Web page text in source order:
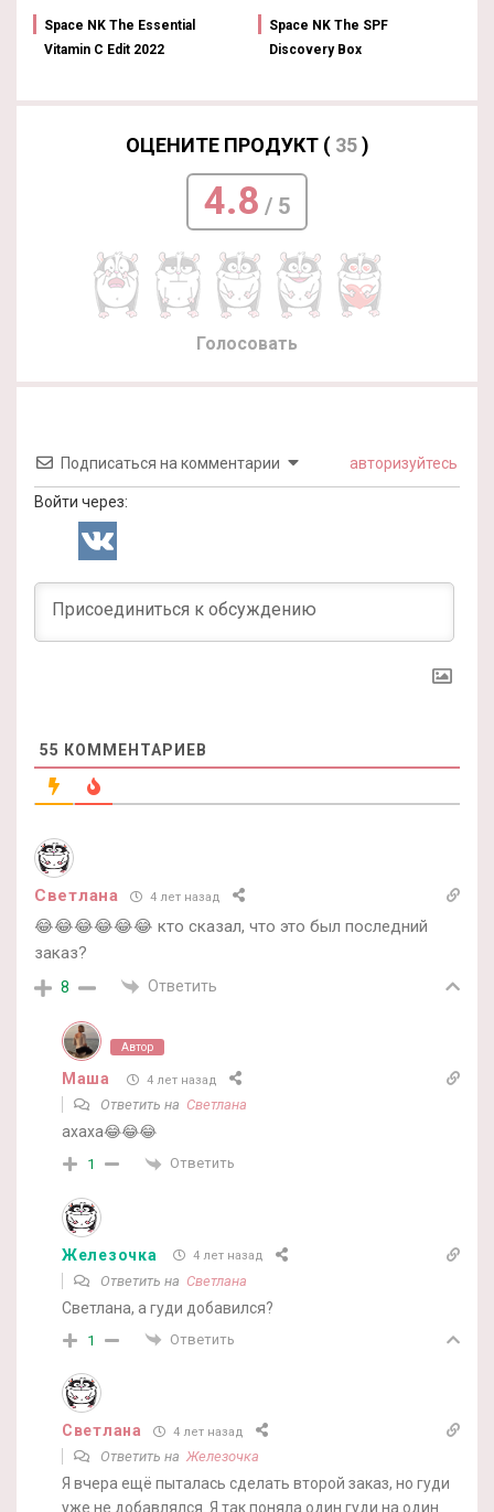
Space NK The Essential
Vitamin C Edit 2022
Space NK The SPF
Discovery Box
ОЦЕНИТЕ ПРОДУКТ ( 35)
4.8 / 5
Голосовать
Подписаться на комментарии авторизуйтесь
Войти через:
55 КОММЕНТАРИЕВ
Светлана 4 лет назад
😂😂😂😂😂😂 кто сказал, что это был последний
заказ?
8 Ответить
Автор
Маша 4 лет назад
Ответить на Светлана
ахаха😂😂😂
1 Ответить
Железочка 4 лет назад
Ответить на Светлана
Светлана, а гуди добавился?
1 Ответить
Светлана 4 лет назад
Ответить на Железочка
Я вчера ещё пыталась сделать второй заказ, но гуди
уже не добавлялся. Я так поняла один гуди на один